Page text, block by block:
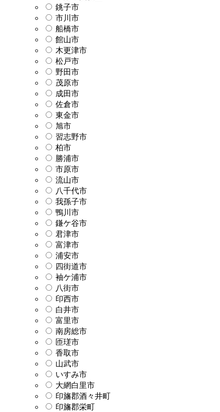
銚子市
市川市
船橋市
館山市
木更津市
松戸市
野田市
茂原市
成田市
佐倉市
東金市
旭市
習志野市
柏市
勝浦市
市原市
流山市
八千代市
我孫子市
鴨川市
鎌ケ谷市
君津市
富津市
浦安市
四街道市
袖ケ浦市
八街市
印西市
白井市
富里市
南房総市
匝瑳市
香取市
山武市
いすみ市
大網白里市
印旛郡酒々井町
印旛郡栄町